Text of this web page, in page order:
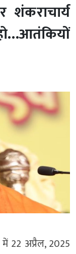
22 अप्रैल, 2025